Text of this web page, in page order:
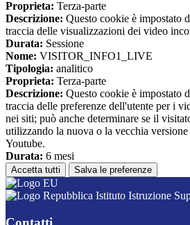
Proprieta: Terza-parte
Descrizione: Questo cookie è impostato
traccia delle visualizzazioni dei video
Durata: Sessione
Nome: VISITOR_INFO1_LIVE
Tipologia: analitico
Proprieta: Terza-parte
Descrizione: Questo cookie è impostato
traccia delle preferenze dell'utente per i
nei siti; può anche determinare se il
utilizzando la nuova o la vecchia
Youtube.
Durata: 6 mesi
Accetta tutti Salva le preferenze
Istituto Istruzione